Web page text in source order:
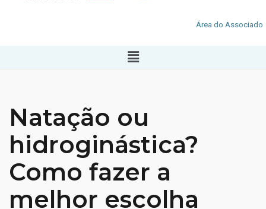
Área do Associado
Natação ou
hidroginástica?
Como fazer a
melhor escolha